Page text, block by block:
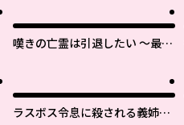
嘆きの亡霊は引退したい ～最弱
ラスボス令息に殺される義姉で